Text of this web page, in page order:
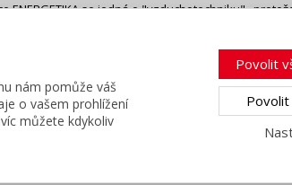
nám pomůže váš
o vašem prohlížení
můžete kdykoliv
Povolit
ENERGETIKA se jedná o "vzduchotechniku",
výpočtu, je základem zadání: